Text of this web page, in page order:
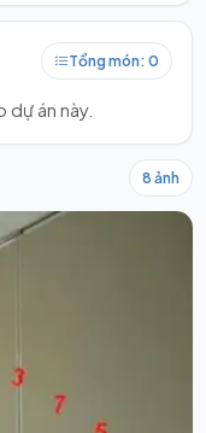
Tổng món: 0
án này.
8 ảnh